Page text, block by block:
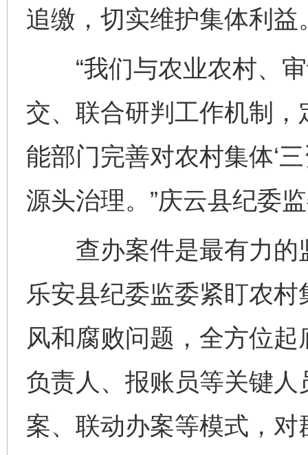
追缴，切实维护集体利益
“我们与农业农村、审
交、联合研判工作机制
能部门完善对农村集体‘
源头治理。”庆云县纪委
查办案件是最有力的
乐安县纪委监委紧盯农村
风和腐败问题，全方位起
负责人、报账员等关键
案、联动办案等模式，